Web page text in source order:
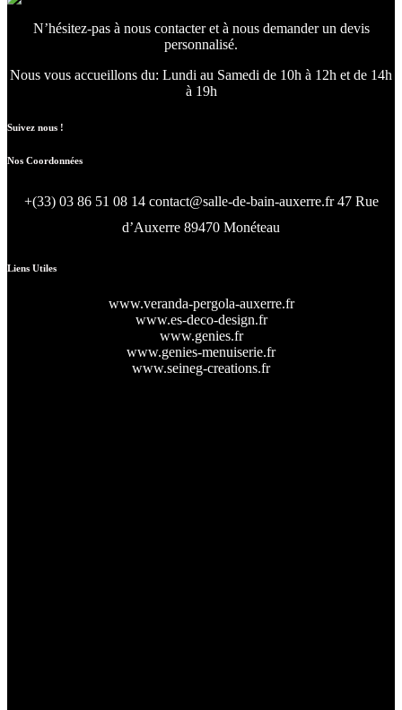
N’hésitez-pas à nous contacter et à nous demander un devis
personnalisé.
Nous vous accueillons du: Lundi au Samedi de 10h à 12h et de 14h
à 19h
Suivez nous !
Nos Coordonnées
+(33) 03 86 51 08 14 contact@salle-de-bain-auxerre.fr 47 Rue
d’Auxerre 89470 Monéteau
Liens Utiles
www.veranda-pergola-auxerre.fr
www.es-deco-design.fr
www.genies.fr
www.genies-menuiserie.fr
www.seineg-creations.fr